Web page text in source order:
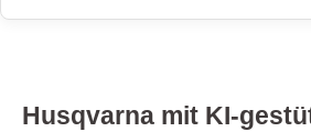
Husqvarna mit KI-